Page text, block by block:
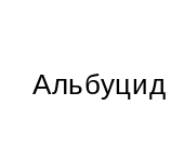
Альбуцид